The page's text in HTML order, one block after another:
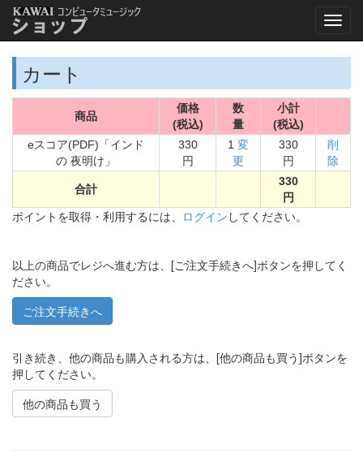
カート
商品
価格
(税込)
数
量
小計
(税込)
eスコア(PDF)「インド
の 夜明け」
330
円
1 変
更
330
円
削
除
合計
330
円
ポイントを取得・利用するには、 ログイン してください。
以上の商品でレジへ進む方は、[ご注文手続きへ]ボタンを押してく
ださい。
引き続き、他の商品も購入される方は、[他の商品も買う]ボタンを
押してください。
他の商品も買う